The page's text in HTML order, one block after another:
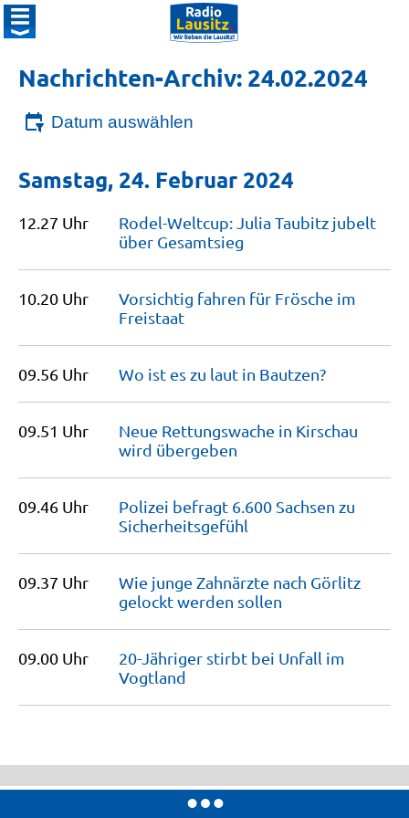
Nachrichten-Archiv: 24.02.2024
Datum auswählen
Samstag, 24. Februar 2024
12.27 Uhr
Rodel-Weltcup: Julia Taubitz jubelt
über Gesamtsieg
10.20 Uhr
Vorsichtig fahren für Frösche im
Freistaat
09.56 Uhr Wo ist es zu laut in Bautzen?
09.51 Uhr
Neue Rettungswache in Kirschau
wird übergeben
09.46 Uhr
Polizei befragt 6.600 Sachsen zu
Sicherheitsgefühl
09.37 Uhr
Wie junge Zahnärzte nach Görlitz
gelockt werden sollen
09.00 Uhr
20-Jähriger stirbt bei Unfall im
Vogtland